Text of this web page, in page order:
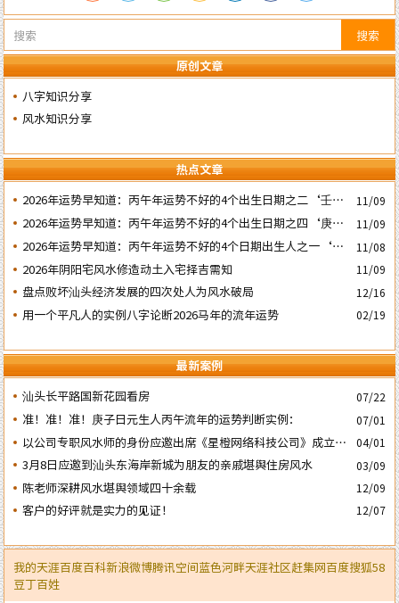
搜索
原创文章
八字知识分享
风水知识分享
热点文章
2026年运势早知道：丙午年运势不好的4个出生日期之二‘壬子’
日
11/09
2026年运势早知道：丙午年运势不好的4个出生日期之四‘庚子’
日
11/09
2026年运势早知道：丙午年运势不好的4个日期出生人之一‘戊
子’ 日
11/08
2026年阴阳宅风水修造动土入宅择吉需知 11/09
盘点败坏汕头经济发展的四次处人为风水破局 12/16
用一个平凡人的实例八字论断2026马年的流年运势 02/19
最新案例
汕头长平路国新花园看房
07/22
准！准！准！庚子日元生人丙午流年的运势判断实例： 07/01
以公司专职风水师的身份应邀出席《星橙网络科技公司》成立5
周年庆典
04/01
3月8日应邀到汕头东海岸新城为朋友的亲戚堪舆住房风水 03/09
陈老师深耕风水堪舆领域四十余载 12/09
客户的好评就是实力的见证！ 12/07
我的天涯百度百科新浪微博腾讯空间蓝色河畔天涯社区赶集网百度搜狐58
豆丁百姓